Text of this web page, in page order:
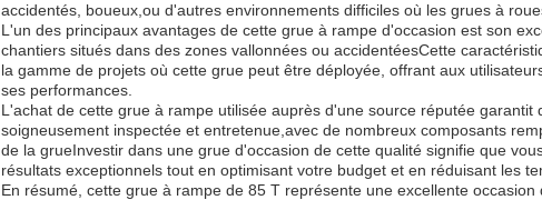
accidentés, boueux,ou d'autres environnements difficiles où les grues à
L'un des principaux avantages de cette grue à rampe d'occasion est son
chantiers situés dans des zones vallonnées ou accidentéesCette
la gamme de projets où cette grue peut être déployée, offrant aux
ses performances.
L'achat de cette grue à rampe utilisée auprès d'une source réputée
soigneusement inspectée et entretenue,avec de nombreux composants
de la grueInvestir dans une grue d'occasion de cette qualité signifie que
résultats exceptionnels tout en optimisant votre budget et en réduisant les
En résumé, cette grue à rampe de 85 T représente une excellente